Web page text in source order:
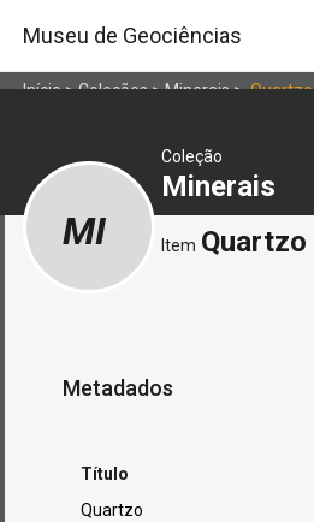
Museu de Geociências
Início>Coleções>Minerais>Quartzo
Coleção
Minerais
MI Item Quartzo
Metadados
Título
Quartzo